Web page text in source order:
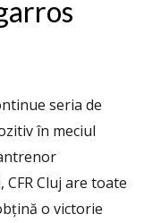
seria de
în meciul
Cluj are toate
o victorie